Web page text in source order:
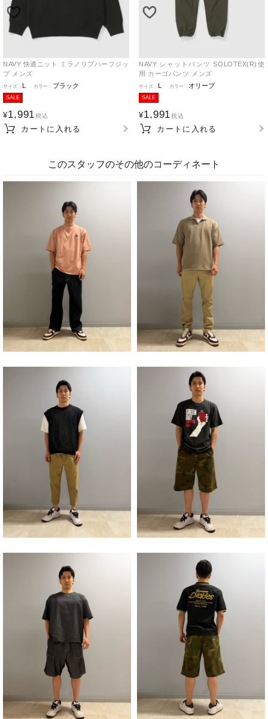
NAVY 快適ニット ミラノリブハーフジッ
プ メンズ
L
ブラック
SALE
¥1,991 税込
カートに入れる
NAVY シャットパンツ SOLOTEX(R)使
用 カーゴパンツ メンズ
L
オリーブ
SALE
¥1,991 税込
カートに入れる
このスタッフのその他のコーディネート